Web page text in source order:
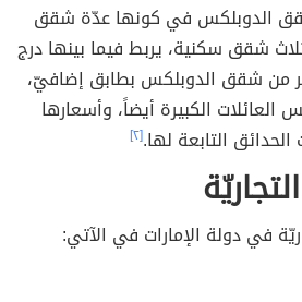
الدوبلكس في كونها عدّة شقق
شقق سكنية، يربط فيما بينها درج
من شقق الدوبلكس بطابق إضافيّ،
الكبيرة أيضاً، وأسعارها
التابعة لها.[٢]
في دولة الإمارات في الآتي: